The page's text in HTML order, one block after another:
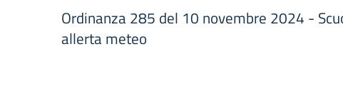
Ordinanza 285 del 10 novembre 2024 -
allerta meteo